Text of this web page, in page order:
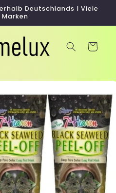
Deutschlands | Viele
Marken
Warenkorb